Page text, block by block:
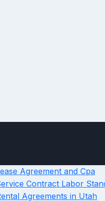
Agreement and Cpa
Contract Labor
Agreements in Utah